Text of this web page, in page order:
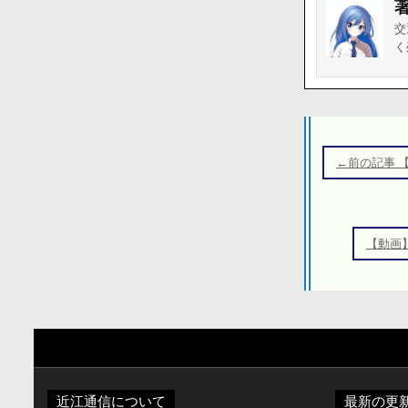
稿
ナ
ン
←前の記事
【動
近江通信について 最新の更